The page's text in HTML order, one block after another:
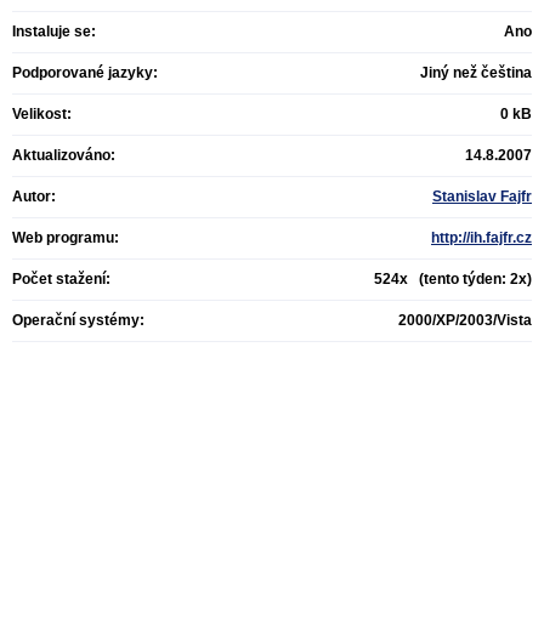
Instaluje se: Ano
Podporované jazyky: Jiný než čeština
Velikost: 0 kB
Aktualizováno: 14.8.2007
Autor: Stanislav Fajfr
Web programu: http://ih.fajfr.cz
Počet stažení: 524x (tento týden: 2x)
Operační systémy: 2000/XP/2003/Vista